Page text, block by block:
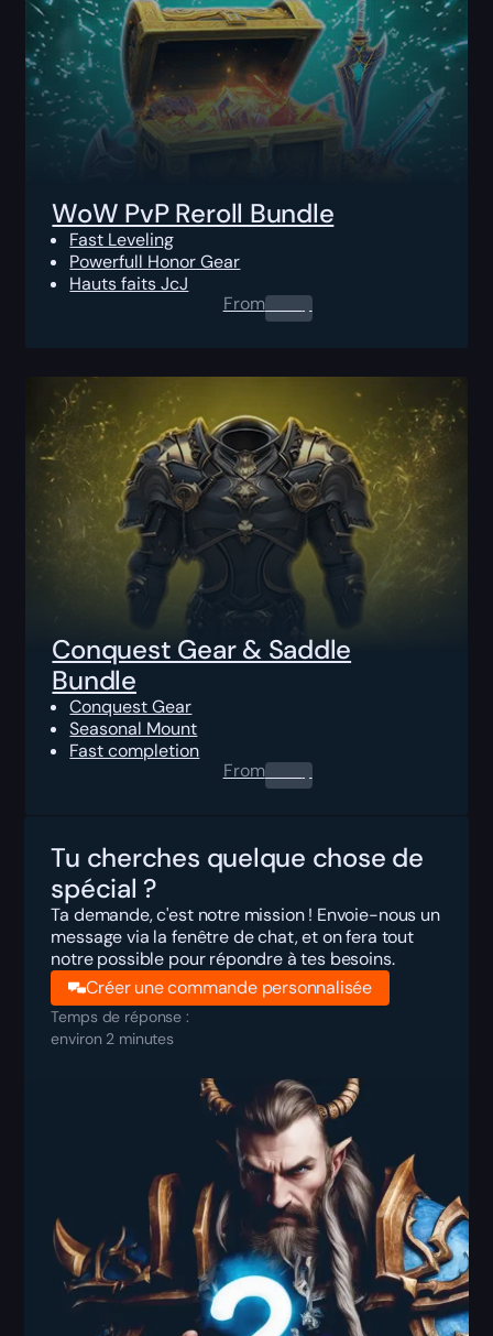
WoW PvP Reroll Bundle
Fast Leveling
Powerfull Honor Gear
Hauts faits JcJ
From0.00$
Conquest Gear & Saddle
Bundle
Conquest Gear
Seasonal Mount
Fast completion
From0.00$
Tu cherches quelque chose de
spécial ?
Ta demande, c'est notre mission ! Envoie-nous un
message via la fenêtre de chat, et on fera tout
notre possible pour répondre à tes besoins.
Créer une commande personnalisée
Temps de réponse :
environ 2 minutes